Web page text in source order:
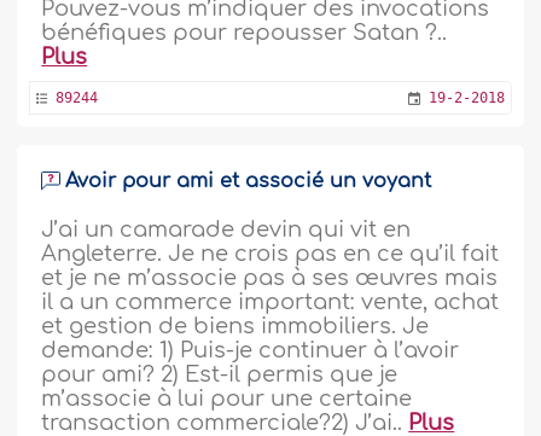
Pouvez-vous m’indiquer des invocations
bénéfiques pour repousser Satan ?..
Plus
89244 19-2-2018
Avoir pour ami et associé un voyant
J’ai un camarade devin qui vit en
Angleterre. Je ne crois pas en ce qu’il fait
et je ne m’associe pas à ses œuvres mais
il a un commerce important: vente, achat
et gestion de biens immobiliers. Je
demande: 1) Puis-je continuer à l’avoir
pour ami? 2) Est-il permis que je
m’associe à lui pour une certaine
transaction commerciale?2) J’ai.. Plus